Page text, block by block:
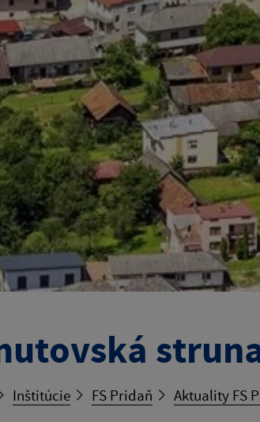
Inštitúcie FS Pridaň Aktuality FS